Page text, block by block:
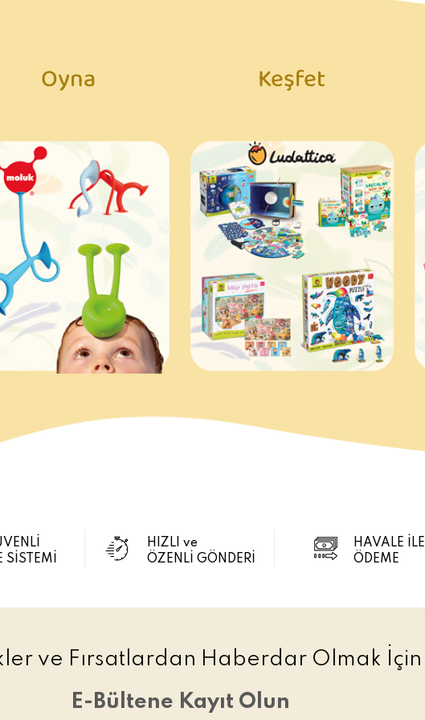
Oyna Keşfet
SİSTEMİ
HIZLI ve
ÖZENLİ GÖNDERİ
HAVALE İLE
ÖDEME
ve Fırsatlardan Haberdar Olmak İçin
E-Bültene Kayıt Olun